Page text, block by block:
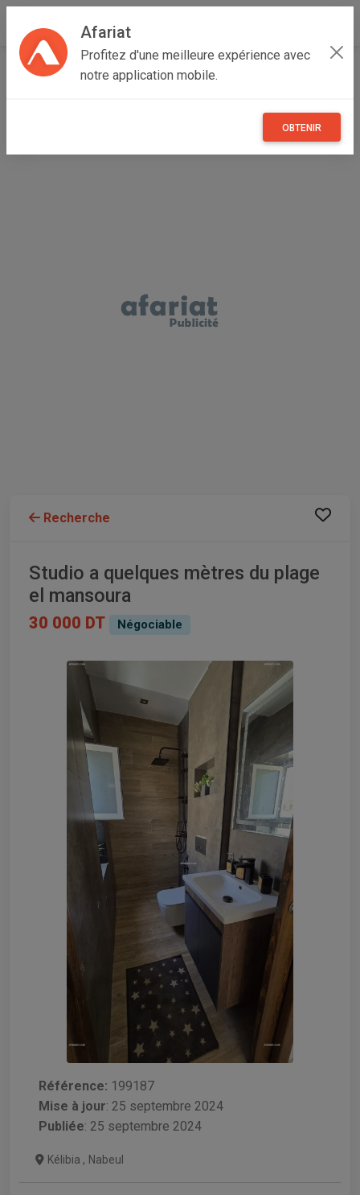
Afariat
Profitez d'une meilleure expérience avec
notre application mobile.
OBTENIR
Accueil Immobilier Cap bon - Sahel
studio a quelques mètres du plage el mansoura
Recherche
Studio a quelques mètres du plage
el mansoura
30 000 DT Négociable
Référence: 199187
Mise à jour: 25 septembre 2024
Publiée: 25 septembre 2024
Kélibia , Nabeul